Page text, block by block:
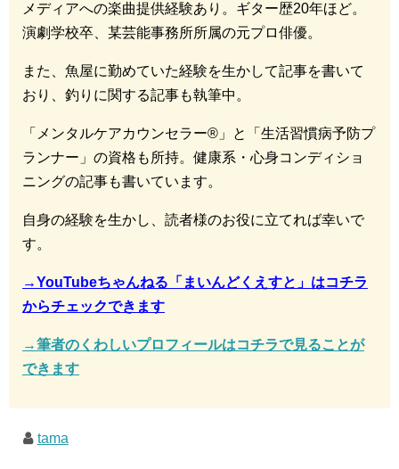
メディアへの楽曲提供経験あり。ギター歴20年ほど。
演劇学校卒、某芸能事務所所属の元プロ俳優。
また、魚屋に勤めていた経験を生かして記事を書いて
おり、釣りに関する記事も執筆中。
「メンタルケアカウンセラー®︎」と「生活習慣病予防プ
ランナー」の資格も所持。健康系・心身コンディショ
ニングの記事も書いています。
自身の経験を生かし、読者様のお役に立てれば幸いで
す。
→YouTubeちゃんねる「まいんどくえすと」はコチラ
からチェックできます
→筆者のくわしいプロフィールはコチラで見ることが
できます
tama